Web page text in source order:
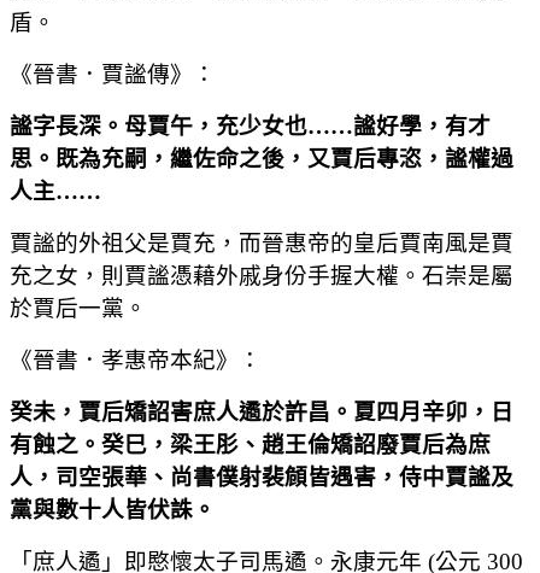
盾。
《晉書．賈謐傳》：
謐字長深。母賈午，充少女也……謐好學，有才
思。既為充嗣，繼佐命之後，又賈后專恣，謐權過
人主……
賈謐的外祖父是賈充，而晉惠帝的皇后賈南風是賈
充之女，則賈謐憑藉外戚身份手握大權。石崇是屬
於賈后一黨。
《晉書．孝惠帝本紀》：
癸未，賈后矯詔害庶人遹於許昌。夏四月辛卯，日
有蝕之。癸巳，梁王肜、趙王倫矯詔廢賈后為庶
人，司空張華、尚書僕射裴頠皆遇害，侍中賈謐及
黨與數十人皆伏誅。
「庶人遹」即愍懷太子司馬遹。永康元年 (公元 300